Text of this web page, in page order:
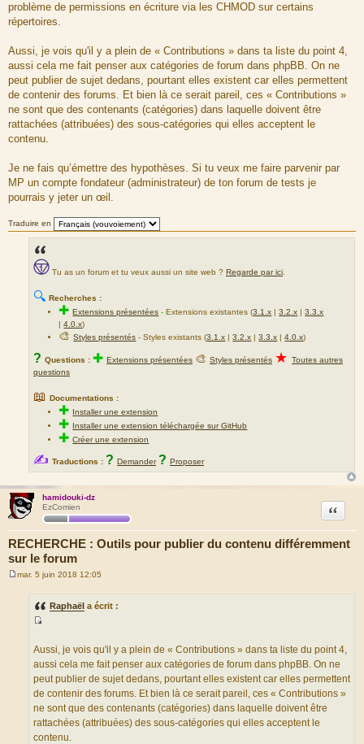
g
e
problème de permissions en écriture via les CHMOD sur certains
répertoires.
Aussi, je vois qu'il y a plein de « Contributions » dans ta liste du point 4,
aussi cela me fait penser aux catégories de forum dans phpBB. On ne
peut publier de sujet dedans, pourtant elles existent car elles permettent
de contenir des forums. Et bien là ce serait pareil, ces « Contributions »
ne sont que des contenants (catégories) dans laquelle doivent être
rattachées (attribuées) des sous-catégories qui elles acceptent le
contenu.
Je ne fais qu’émettre des hypothèses. Si tu veux me faire parvenir par
MP un compte fondateur (administrateur) de ton forum de tests je
pourrais y jeter un œil.
Traduire en
Tu as un forum et tu veux aussi un site web ? Regarde par ici.
🔍 Recherches :
✚Extensions présentées - Extensions existantes (3.1.x |3.2.x |3.3.x
|4.0.x)
🎨Styles présentés - Styles existants (3.1.x |3.2.x |3.3.x |4.0.x)
? Questions : ✚ Extensions présentées 🎨 Styles présentés ★ Toutes autres
questions
📖 Documentations :
✚ Installer une extension
✚ Installer une extension téléchargée sur GitHub
✚Créer une extension
✍ Traductions : ? Demander ? Proposer
hamidouki-dz
EzComien
RECHERCHE : Outils pour publier du contenu différemment
sur le forum
Citation
mar. 5 juin 2018 12:05
Raphaël a écrit :
o
u
r
c
e
d
u
Aussi, je vois qu'il y a plein de « Contributions » dans ta liste du point 4,
aussi cela me fait penser aux catégories de forum dans phpBB. On ne
peut publier de sujet dedans, pourtant elles existent car elles permettent
de contenir des forums. Et bien là ce serait pareil, ces « Contributions »
ne sont que des contenants (catégories) dans laquelle doivent être
rattachées (attribuées) des sous-catégories qui elles acceptent le
contenu.